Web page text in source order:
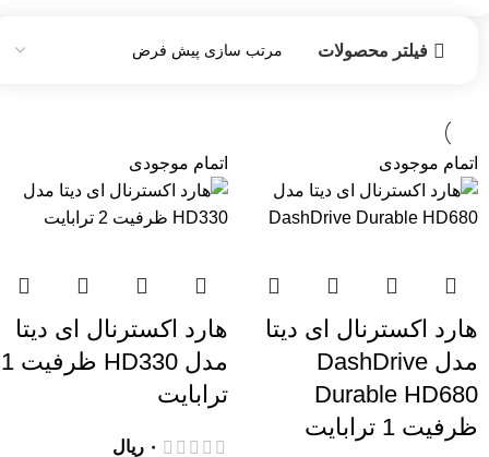
فیلتر محصولات
اتمام موجودی
هارد اکسترنال ای دیتا
مدل DashDrive
Durable HD680
ظرفیت 1 ترابایت
اتمام موجودی
هارد اکسترنال ای دیتا
مدل HD330 ظرفیت 1
ترابایت
۰ ریال